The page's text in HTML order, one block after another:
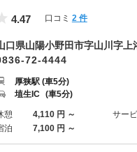
5つ星のうち4
4.47 口コミ 2 件
口県山陽小野田市字山川字上
72-4444
厚狭駅 (車5分)
埴生IC (車5分)
憩 4,110 円 ～ サー
泊
7,100 円 ～